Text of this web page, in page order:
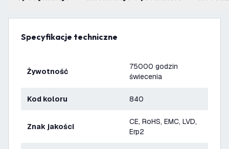
Specyfikacje techniczne
Żywotność
75000 godzin
świecenia
Kod koloru 840
Znak jakości
CE, RoHS, EMC, LVD,
Erp2